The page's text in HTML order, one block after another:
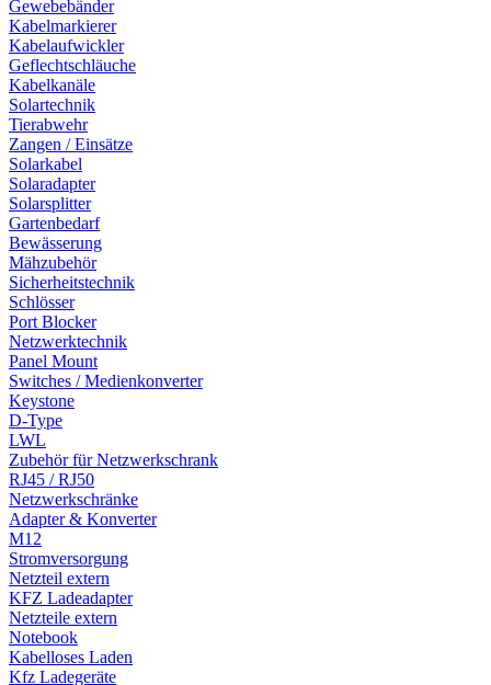
Gewebebänder
Kabelmarkierer
Kabelaufwickler
Geflechtschläuche
Kabelkanäle
Solartechnik
Tierabwehr
Zangen / Einsätze
Solarkabel
Solaradapter
Solarsplitter
Gartenbedarf
Bewässerung
Mähzubehör
Sicherheitstechnik
Schlösser
Port Blocker
Netzwerktechnik
Panel Mount
Switches / Medienkonverter
Keystone
D-Type
LWL
Zubehör für Netzwerkschrank
RJ45 / RJ50
Netzwerkschränke
Adapter & Konverter
M12
Stromversorgung
Netzteil extern
KFZ Ladeadapter
Netzteile extern
Notebook
Kabelloses Laden
Kfz Ladegeräte